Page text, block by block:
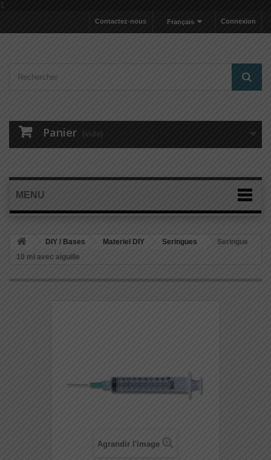
1
Connexion
Français
Contactez-nous
Panier (vide)
MENU
DIY / Bases Materiel DIY Seringues
Seringue
10 ml avec aiguille
Agrandir l'image